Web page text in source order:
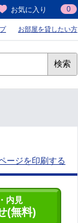
お気に入り 0
お部屋を貸したい方
検索
ージを印刷する
内見
(無料)